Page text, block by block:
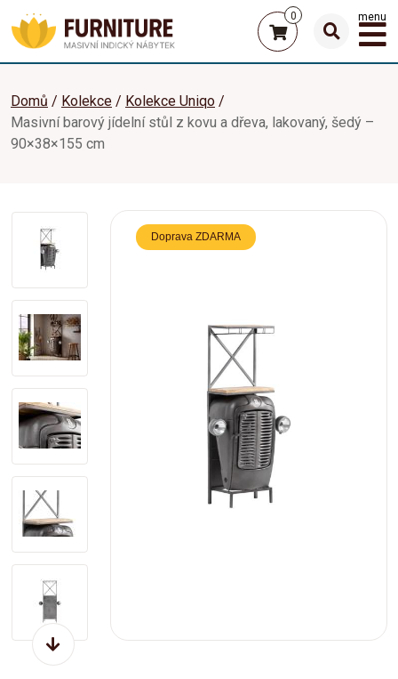
0 menu
Domů Kolekce
Kolekce Uniqo
Masivní barový jídelní stůl z kovu a dřeva, lakovaný, šedý –
90×38×155 cm
Doprava ZDARMA